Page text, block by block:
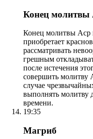
Конец молитвы
Конец молитвы Аср
приобретает
рассматривать
грешным
после истечения
совершить
случае
выполнять молитву
времени.
19:35
Магриб